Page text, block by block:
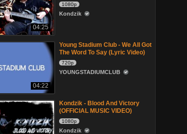
04:25
1080p
Kondzik
04:22
Young Stadium Club - We All Got
The Word To Say (Lyric Video)
720p
YOUNGSTADIUMCLUB
Kondzik - Blood And Victory
(OFFICIAL MUSIC VIDEO)
1080p
Kondzik